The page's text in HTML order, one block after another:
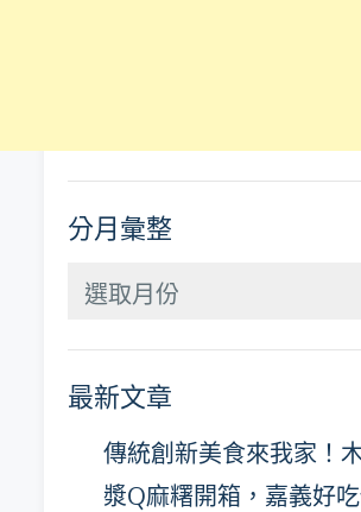
分月彙整
分
整
最新文章
傳統創新美食來我家！
漿Q麻糬開箱，嘉義好